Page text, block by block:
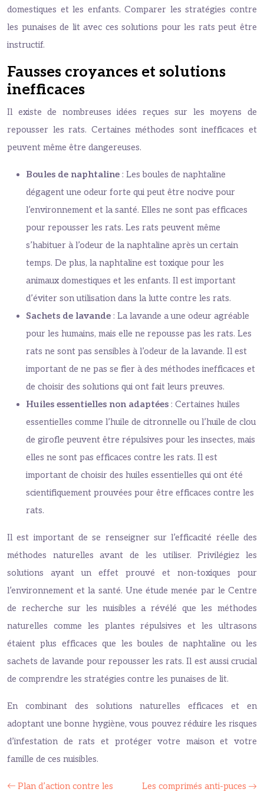
domestiques et les enfants. Comparer les stratégies contre
les punaises de lit avec ces solutions pour les rats peut être
instructif.
Fausses croyances et solutions
inefficaces
Il existe de nombreuses idées reçues sur les moyens de
repousser les rats. Certaines méthodes sont inefficaces et
peuvent même être dangereuses.
Boules de naphtaline : Les boules de naphtaline
dégagent une odeur forte qui peut être nocive pour
l’environnement et la santé. Elles ne sont pas efficaces
pour repousser les rats. Les rats peuvent même
s’habituer à l’odeur de la naphtaline après un certain
temps. De plus, la naphtaline est toxique pour les
animaux domestiques et les enfants. Il est important
d’éviter son utilisation dans la lutte contre les rats.
Sachets de lavande : La lavande a une odeur agréable
pour les humains, mais elle ne repousse pas les rats. Les
rats ne sont pas sensibles à l’odeur de la lavande. Il est
important de ne pas se fier à des méthodes inefficaces et
de choisir des solutions qui ont fait leurs preuves.
Huiles essentielles non adaptées : Certaines huiles
essentielles comme l’huile de citronnelle ou l’huile de clou
de girofle peuvent être répulsives pour les insectes, mais
elles ne sont pas efficaces contre les rats. Il est
important de choisir des huiles essentielles qui ont été
scientifiquement prouvées pour être efficaces contre les
rats.
Il est important de se renseigner sur l’efficacité réelle des
méthodes naturelles avant de les utiliser. Privilégiez les
solutions ayant un effet prouvé et non-toxiques pour
l’environnement et la santé. Une étude menée par le Centre
de recherche sur les nuisibles a révélé que les méthodes
naturelles comme les plantes répulsives et les ultrasons
étaient plus efficaces que les boules de naphtaline ou les
sachets de lavande pour repousser les rats. Il est aussi crucial
de comprendre les stratégies contre les punaises de lit.
En combinant des solutions naturelles efficaces et en
adoptant une bonne hygiène, vous pouvez réduire les risques
d’infestation de rats et protéger votre maison et votre
famille de ces nuisibles.
Plan d’action contre les
Les comprimés anti-puces